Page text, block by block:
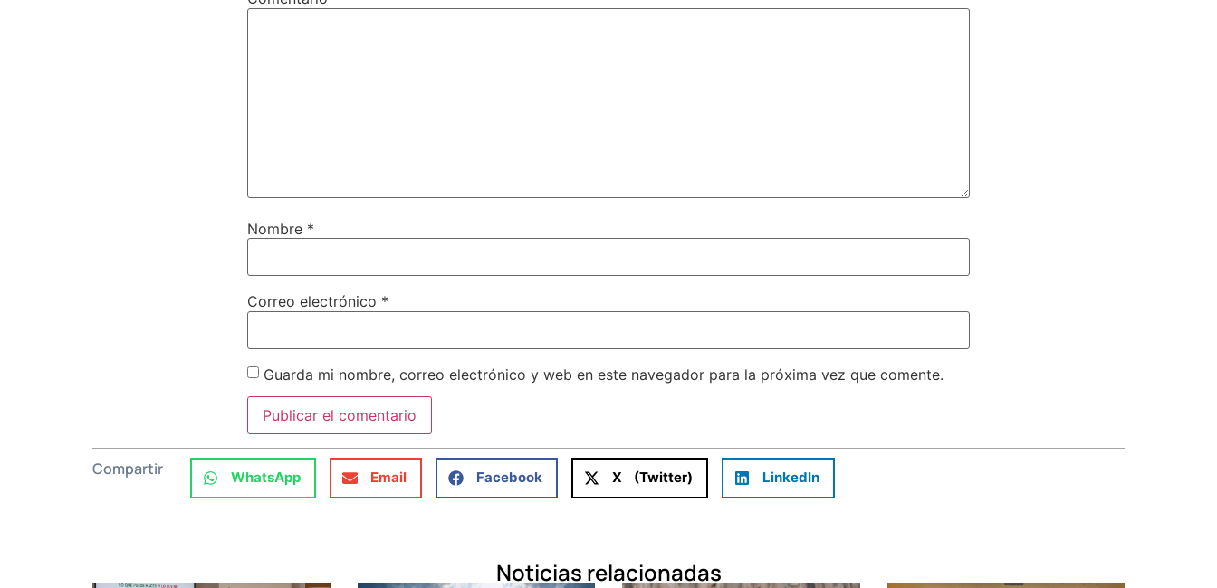
Nombre *
Correo electrónico *
Guarda mi nombre, correo electrónico y web en este navegador para la próxima vez que comente.
Compartir WhatsApp Email Facebook X (Twitter) LinkedIn
Noticias relacionadas